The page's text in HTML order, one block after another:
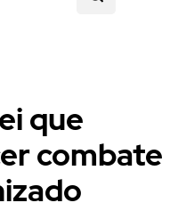
que
combate